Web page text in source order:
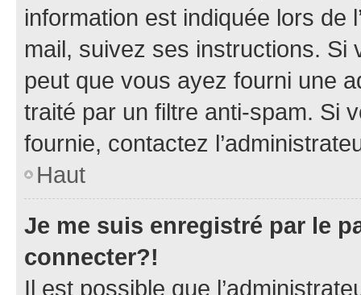
information est indiquée lors de
mail, suivez ses instructions. Si
peut que vous ayez fourni une
traité par un filtre anti-spam. Si
fournie, contactez
Haut
Je me suis enregistré par le
connecter?!
Il est possible que